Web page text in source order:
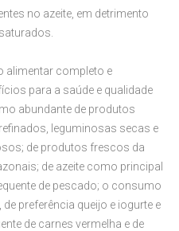
no azeite, em detrimento
alimentar completo e
para a saúde e qualidade
abundante de produtos
leguminosas secas e
de produtos frescos da
de azeite como principal
de pescado; o consumo
preferência queijo e iogurte e
de carnes vermelha e de